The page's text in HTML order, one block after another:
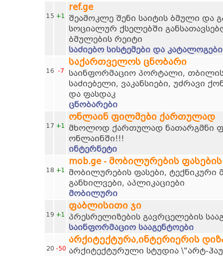
15 +1
ref.ge
შეამოკლე შენი საიტის ბმული და
სოციალურ ქსელებში
ბმულების რეიტი
საძიებო სისტემები და კატალოგები
16 -7
საქართველოს ცნობარი
საინფორმაციო პორტალი,
საძიებელი, ვაკანსიები, უძრავი
და ფასდაკ
ცნობარები
17 +1
ონლაინ ფილმები ქართულად
მხოლოდ ქართულად ნათარგმნი
ონლაინში!!!
ინტერნეტი
18 +1
mob.ge - მობილურების
მობილურების ფასები, ტექნიკური
განხილვები, აპლიკაციები
მობილური
19 +1
ფაბლისითი ჯი
პრესრელიზების გავრცელების
საინფორმაციო სააგენტოები
20 -50
არქიტექტურა,ინტერიერის
არქიტექტურული სტუდია \"არტ-